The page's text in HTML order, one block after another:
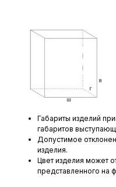
Габариты изделий
габаритов
Допустимое
изделия.
Цвет изделия может
представленного на